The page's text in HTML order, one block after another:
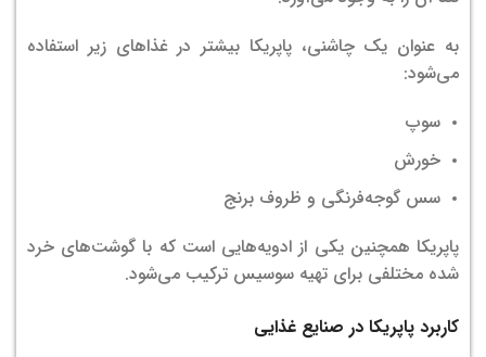
به عنوان یک چاشنی، پاپریکا بیشتر در غذاهای زیر استفاده
می‌شود:
سوپ
خورش
سس گوجه‌فرنگی و ظروف برنج
پاپریکا همچنین یکی از ادویه‌هایی است که با گوشت‌های خرد
شده مختلفی برای تهیه سوسیس ترکیب می‌شود.
کاربرد پاپریکا در صنایع غذایی